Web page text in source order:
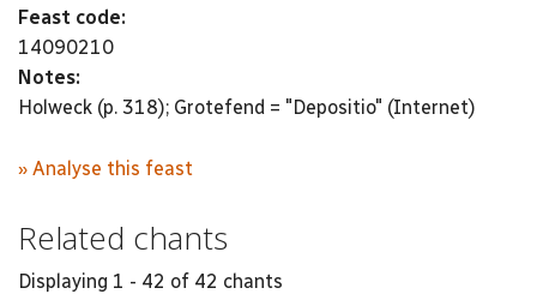
Feast code:
14090210
Notes:
Holweck (p. 318); Grotefend = "Depositio" (Internet)
» Analyse this feast
Related chants
Displaying 1 - 42 of 42 chants